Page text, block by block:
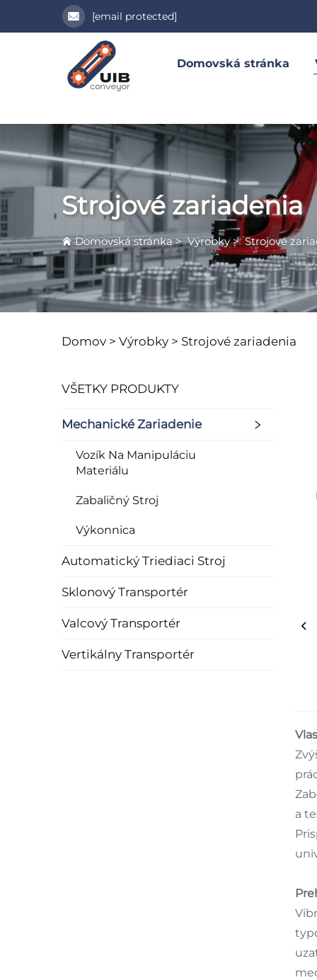
[email protected]
Domovská stránka
Strojové zariadenia
Domovská stránka>Výrobky>Strojové
Domov > Výrobky > Strojové zariadenia
VŠETKY PRODUKTY
Mechanické Zariadenie
Vozík Na Manipuláciu
Materiálu
Zabaličný Stroj
Výkonnica
Automatický Triediaci Stroj
Sklonový Transportér
Valcový Transportér
Vertikálny Transportér
a